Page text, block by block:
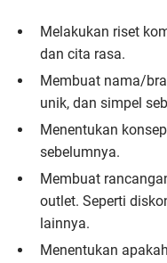
Melakukan riset
dan cita rasa.
Membuat nama/
unik, dan simpel
Menentukan
sebelumnya.
Membuat
outlet. Seperti
lainnya.
Menentukan